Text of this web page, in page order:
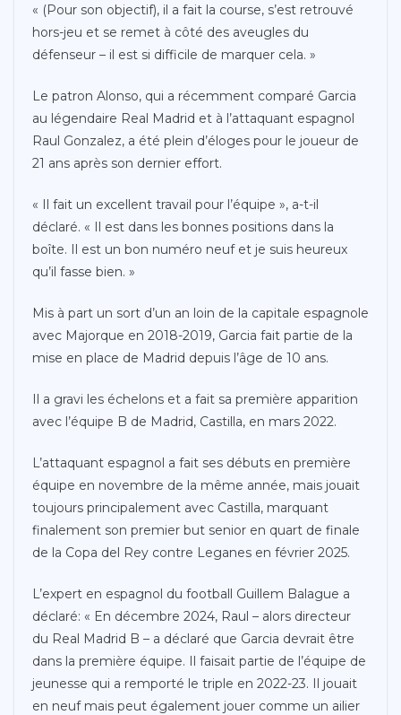
« (Pour son objectif), il a fait la course, s’est retrouvé
hors-jeu et se remet à côté des aveugles du
défenseur – il est si difficile de marquer cela. »
Le patron Alonso, qui a récemment comparé Garcia
au légendaire Real Madrid et à l’attaquant espagnol
Raul Gonzalez, a été plein d’éloges pour le joueur de
21 ans après son dernier effort.
« Il fait un excellent travail pour l’équipe », a-t-il
déclaré. « Il est dans les bonnes positions dans la
boîte. Il est un bon numéro neuf et je suis heureux
qu’il fasse bien. »
Mis à part un sort d’un an loin de la capitale espagnole
avec Majorque en 2018-2019, Garcia fait partie de la
mise en place de Madrid depuis l’âge de 10 ans.
Il a gravi les échelons et a fait sa première apparition
avec l’équipe B de Madrid, Castilla, en mars 2022.
L’attaquant espagnol a fait ses débuts en première
équipe en novembre de la même année, mais jouait
toujours principalement avec Castilla, marquant
finalement son premier but senior en quart de finale
de la Copa del Rey contre Leganes en février 2025.
L’expert en espagnol du football Guillem Balague a
déclaré: « En décembre 2024, Raul – alors directeur
du Real Madrid B – a déclaré que Garcia devrait être
dans la première équipe. Il faisait partie de l’équipe de
jeunesse qui a remporté le triple en 2022-23. Il jouait
en neuf mais peut également jouer comme un ailier